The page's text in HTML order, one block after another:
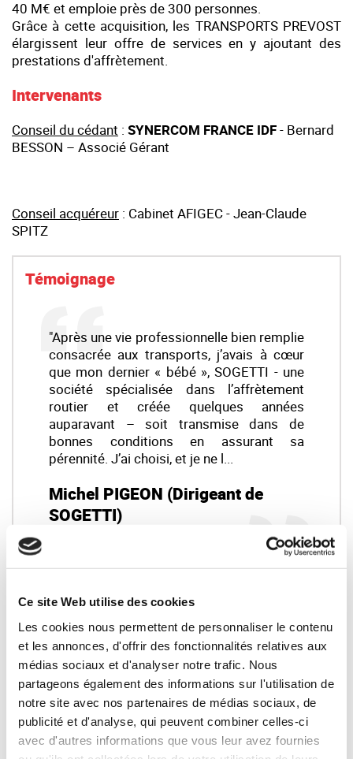
Ce site Web utilise des cookies
Les cookies nous permettent de personnaliser le contenu
et les annonces, d'offrir des fonctionnalités relatives aux
médias sociaux et d'analyser notre trafic. Nous
partageons également des informations sur l'utilisation de
notre site avec nos partenaires de médias sociaux, de
publicité et d'analyse, qui peuvent combiner celles-ci
avec d'autres informations que vous leur avez fournies
40 M€ et emploie près de 300 personnes.
Grâce à cette acquisition, les TRANSPORTS PREVOST
élargissent leur offre de services en y ajoutant des
prestations d'affrètement.
Intervenants
Conseil du cédant : SYNERCOM FRANCE IDF- Bernard
BESSON – Associé Gérant
Conseil acquéreur : Cabinet AFIGEC - Jean-Claude
SPITZ
Témoignage
"Après une vie professionnelle bien remplie
consacrée aux transports, j’avais à cœur
que mon dernier « bébé », SOGETTI - une
société spécialisée dans l’affrètement
routier et créée quelques années
auparavant – soit transmise dans de
bonnes conditions en assurant sa
pérennité. J’ai choisi, et je ne l...
Michel PIGEON (Dirigeant de
SOGETTI)
Votre interlocuteur :
Bernard BESSON — Synercom France Ile de
France
bbesson@synercom-france.fr
SYNERCOM ILE DE FRANCE